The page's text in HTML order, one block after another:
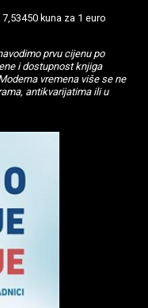
kuna za 1 euro
prvu cijenu po
i dostupnost knjiga
vremena više se ne
antikvarijatima ili u